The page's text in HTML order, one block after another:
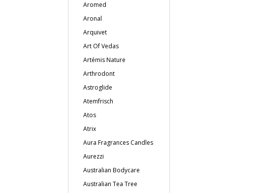
Aromed
Aronal
Arquivet
Art Of Vedas
Artémis Nature
Arthrodont
Astroglide
Atemfrisch
Atos
Atrix
Aura Fragrances Candles
Aurezzi
Australian Bodycare
Australian Tea Tree